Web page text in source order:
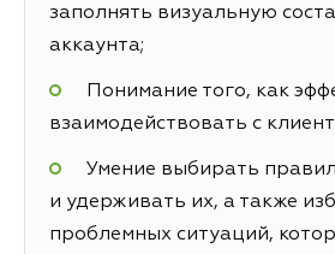
заполнять визуальную
аккаунта;
Понимание того, как
взаимодействовать с
Умение выбирать
и удерживать их, а также
проблемных ситуаций,